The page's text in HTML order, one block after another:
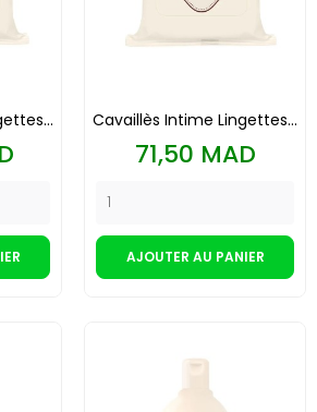
Cavaillès Intime Lingettes...
Prix
71,50 MAD
AJOUTER AU PANIER